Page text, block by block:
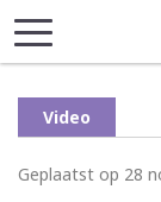
Video
Geplaatst op 28